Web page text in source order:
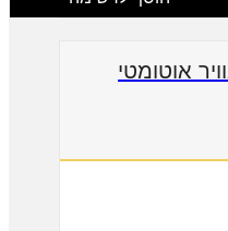
אוטומטי